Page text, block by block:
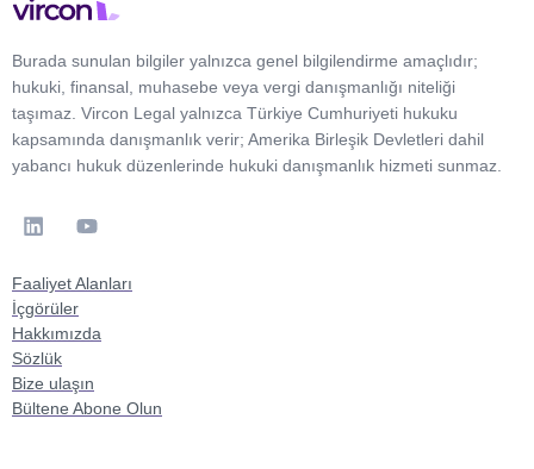
Burada sunulan bilgiler yalnızca genel bilgilendirme amaçlıdır;
hukuki, finansal, muhasebe veya vergi danışmanlığı niteliği
taşımaz. Vircon Legal yalnızca Türkiye Cumhuriyeti hukuku
kapsamında danışmanlık verir; Amerika Birleşik Devletleri dahil
yabancı hukuk düzenlerinde hukuki danışmanlık hizmeti sunmaz.
Faaliyet Alanları
İçgörüler
Hakkımızda
Sözlük
Bize ulaşın
Bültene Abone Olun